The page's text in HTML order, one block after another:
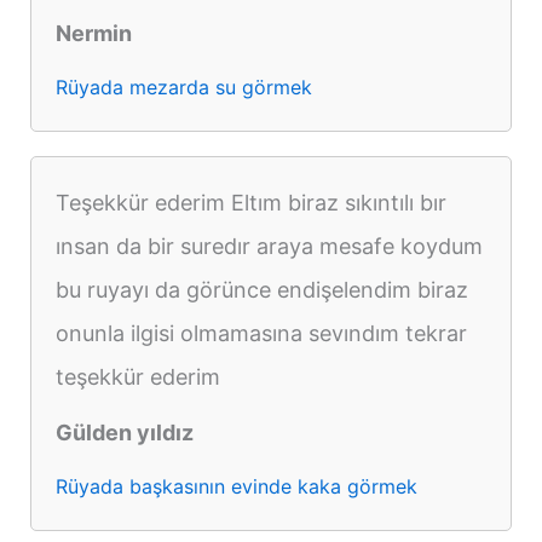
Nermin
Rüyada mezarda su görmek
Teşekkür ederim Eltım biraz sıkıntılı bır
ınsan da bir suredır araya mesafe koydum
bu ruyayı da görünce endişelendim biraz
onunla ilgisi olmamasına sevındım tekrar
teşekkür ederim
Gülden yıldız
Rüyada başkasının evinde kaka görmek